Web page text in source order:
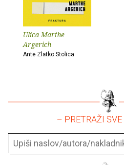
Ulica Marthe
Argerich
Ante Zlatko Stolica
– PRETRAŽI